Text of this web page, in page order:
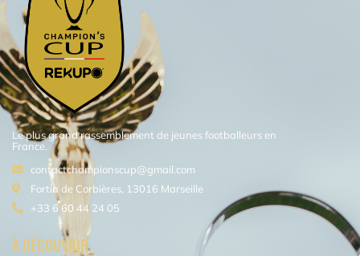
Le plus grand rassemblement de jeunes footballeurs en
France.
contactchampionscup@gmail.com
Fortin de Corbières, 13016 Marseille
+33 6 60 44 24 05
À DÉCOUVRIR